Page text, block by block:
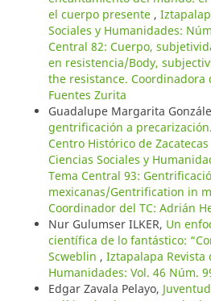
el cuerpo presente ,
Sociales y Humanidades:
Central 82: Cuerpo,
en resistencia/Body,
the resistance. Coordinadora
Fuentes Zurita
Guadalupe Margarita
gentrificación a
Centro Histórico de Zacatecas
Ciencias Sociales y
Tema Central 93:
mexicanas/Gentrification in
Coordinador del TC: Adrián
Nur Gulumser ILKER, Un
científica de lo fantástico:
Scweblin , Iztapalapa Revista
Humanidades: Vol. 46 Núm.
Edgar Zavala Pelayo,